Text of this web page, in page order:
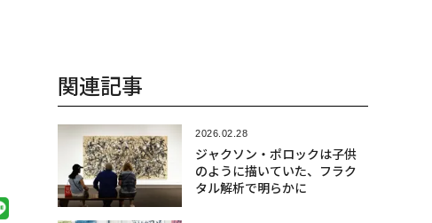
関連記事
2026.02.28
ジャクソン・ポロックは子供
のように描いていた、フラク
タル解析で明らかに